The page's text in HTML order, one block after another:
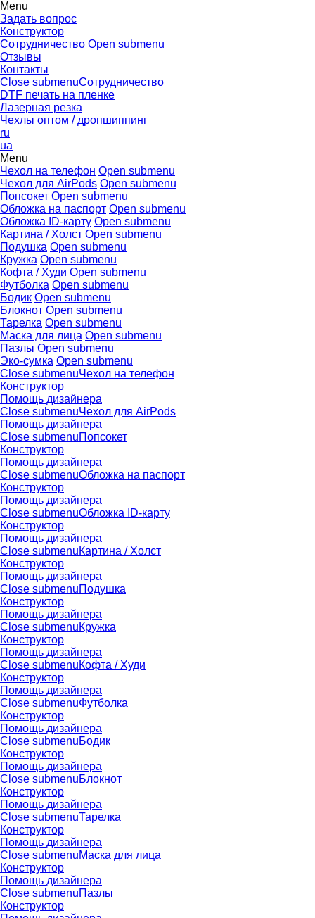
Menu
Задать вопрос
Конструктор
Сотрудничество Open submenu
Отзывы
Контакты
Close submenuСотрудничество
DTF печать на пленке
Лазерная резка
Чехлы оптом / дропшиппинг
ru
ua
Menu
Чехол на телефон Open submenu
Чехол для AirPods Open submenu
Попсокет Open submenu
Обложка на паспорт Open submenu
Обложка ID-карту Open submenu
Картина / Холст Open submenu
Подушка Open submenu
Кружка Open submenu
Кофта / Худи Open submenu
Футболка Open submenu
Бодик Open submenu
Блокнот Open submenu
Тарелка Open submenu
Маска для лица Open submenu
Пазлы Open submenu
Эко-сумка Open submenu
Close submenuЧехол на телефон
Конструктор
Помощь дизайнера
Close submenuЧехол для AirPods
Помощь дизайнера
Close submenuПопсокет
Конструктор
Помощь дизайнера
Close submenuОбложка на паспорт
Конструктор
Помощь дизайнера
Close submenuОбложка ID-карту
Конструктор
Помощь дизайнера
Close submenuКартина / Холст
Конструктор
Помощь дизайнера
Close submenuПодушка
Конструктор
Помощь дизайнера
Close submenuКружка
Конструктор
Помощь дизайнера
Close submenuКофта / Худи
Конструктор
Помощь дизайнера
Close submenuФутболка
Конструктор
Помощь дизайнера
Close submenuБодик
Конструктор
Помощь дизайнера
Close submenuБлокнот
Конструктор
Помощь дизайнера
Close submenuТарелка
Конструктор
Помощь дизайнера
Close submenuМаска для лица
Конструктор
Помощь дизайнера
Close submenuПазлы
Конструктор